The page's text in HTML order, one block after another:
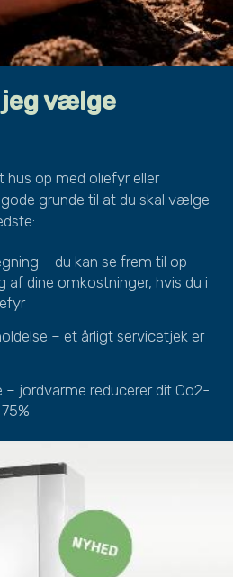
vælge
hus op med oliefyr eller
grunde til at du skal vælge
– du kan se frem til op
af dine omkostninger, hvis du i
– et årligt servicetjek er
– jordvarme reducerer dit Co2-